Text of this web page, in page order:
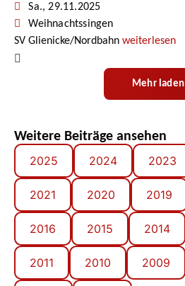
Sa., 29.11.2025
Weihnachtssingen
SV Glienicke/Nordbahn weiterlesen
Mehr laden
Weitere Beiträge ansehen
2025
2024 2023
2021 2020 2019
2016 2015 2014
2011 2010 2009